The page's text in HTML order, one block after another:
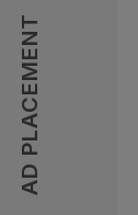
AD PLACEMENT
AD PLACEMENT